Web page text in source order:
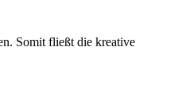
Somit fließt die kreative